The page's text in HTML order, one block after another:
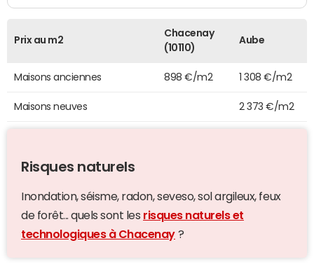
Prix au m2
Chacenay
(10110)
Aube
Maisons anciennes 898 €/m2 1 308 €/m2
Maisons neuves 2 373 €/m2
Risques naturels
Inondation, séisme, radon, seveso, sol argileux, feux
de forêt... quels sont les risques naturels et
technologiques à Chacenay ?